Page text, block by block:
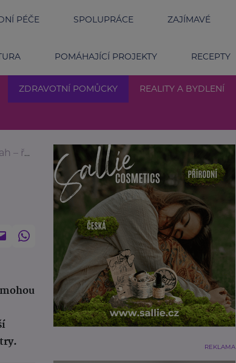
PÉČE SPOLUPRÁCE ZAJÍMAVÉ
POMÁHAJÍCÍ PROJEKTY RECEPTY
ZDRAVOTNÍ POMŮCKY REALITY A BYDLENÍ
pohybu
REKLAMA